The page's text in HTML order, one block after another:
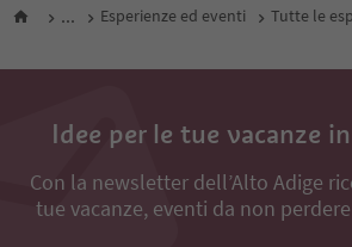
... Esperienze ed eventi Tutte le
Idee per le tue vacanze
Con la newsletter dell’Alto Adige
tue vacanze, eventi da non